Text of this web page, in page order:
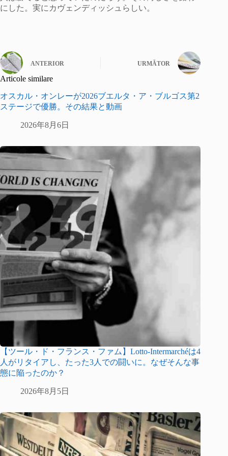
にした。実にカヴェンディッシュらしい。
ANTERIOR URMĂTOR
Articole similare
オスカル・オンレーが2026ブエルタ・ア・ブルゴス第2
ステージで優勝。その結果と動画
2026年8月6日
【ツール・ド・フランス・ファム】Lotto-Intermarchéは4
人がリタイアし、たった3人での闘いに。なぜそんな事
態に陥ったのか？
2026年8月5日